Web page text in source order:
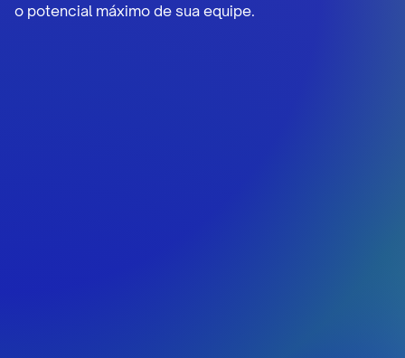
o potencial máximo de sua equipe.